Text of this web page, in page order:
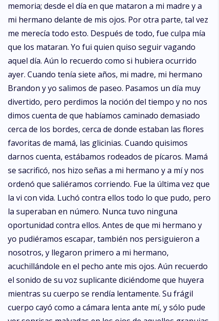
memoria; desde el día en que mataron a mi madre y a
mi hermano delante de mis ojos. Por otra parte, tal vez
me merecía todo esto. Después de todo, fue culpa mía
que los mataran. Yo fui quien quiso seguir vagando
aquel día. Aún lo recuerdo como si hubiera ocurrido
ayer. Cuando tenía siete años, mi madre, mi hermano
Brandon y yo salimos de paseo. Pasamos un día muy
divertido, pero perdimos la noción del tiempo y no nos
dimos cuenta de que habíamos caminado demasiado
cerca de los bordes, cerca de donde estaban las flores
favoritas de mamá, las glicinias. Cuando quisimos
darnos cuenta, estábamos rodeados de pícaros. Mamá
se sacrificó, nos hizo señas a mi hermano y a mí y nos
ordenó que saliéramos corriendo. Fue la última vez que
la vi con vida. Luchó contra ellos todo lo que pudo, pero
la superaban en número. Nunca tuvo ninguna
oportunidad contra ellos. Antes de que mi hermano y
yo pudiéramos escapar, también nos persiguieron a
nosotros, y llegaron primero a mi hermano,
acuchillándole en el pecho ante mis ojos. Aún recuerdo
el sonido de su voz suplicante diciéndome que huyera
mientras su cuerpo se rendía lentamente. Su frágil
cuerpo cayó como a cámara lenta ante mí, y sólo pude